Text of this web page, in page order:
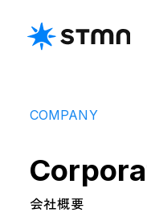
私たちについて 会社概
会社概要